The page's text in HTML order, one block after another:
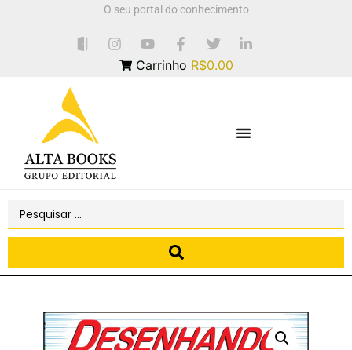
O seu portal do conhecimento
Carrinho R$0.00